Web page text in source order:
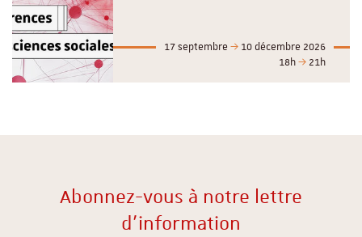
17 septembre
10 décembre 2026
18h
21h
Abonnez-vous à notre lettre
d'information